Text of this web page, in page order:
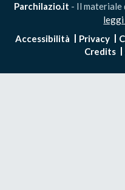
Parchilazio.it - Il materiale
Accessibilità
Privacy
Credits